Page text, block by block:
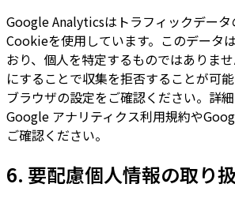
Google Analyticsはトラフィックデータ
Cookieを使用しています。このデータ
おり、個人を特定するものではありま
にすることで収集を拒否することが可
ブラウザの設定をご確認ください。詳細
Google アナリティクス利用規約や
ご確認ください。
6. 要配慮個人情報の取り